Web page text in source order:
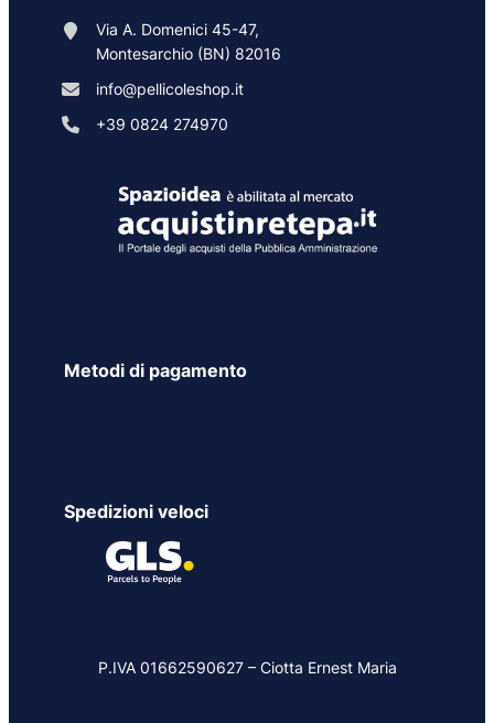
Via A. Domenici 45-47,
Montesarchio (BN) 82016
info@pellicoleshop.it
+39 0824 274970
Metodi di pagamento
Spedizioni veloci
P.IVA 01662590627 – Ciotta Ernest Maria